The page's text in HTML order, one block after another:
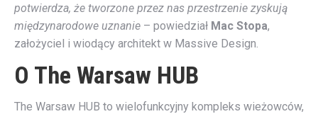
potwierdza, że tworzone przez nas przestrzenie zyskują
międzynarodowe uznanie – powiedział Mac Stopa,
założyciel i wiodący architekt w Massive Design.
O The Warsaw HUB
The Warsaw HUB to wielofunkcyjny kompleks wieżowców,